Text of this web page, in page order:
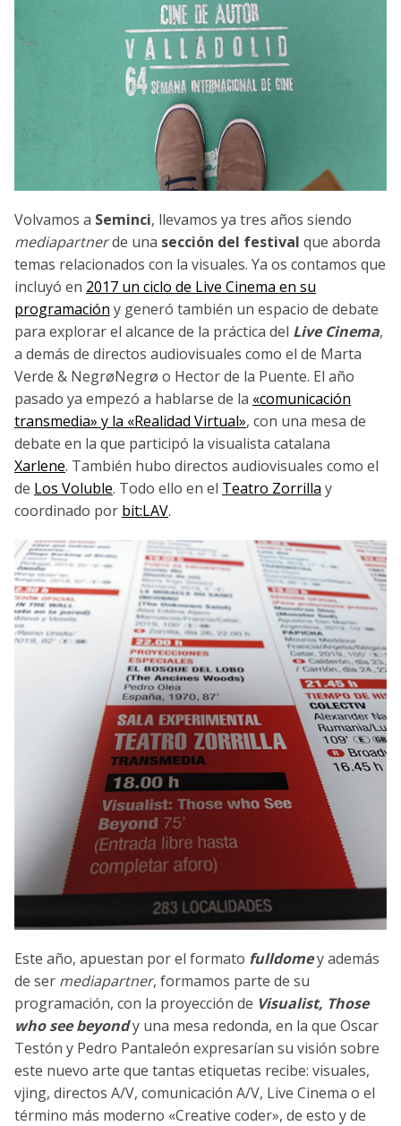
Volvamos a Seminci, llevamos ya tres años siendo
mediapartnerde una sección del festival que aborda
temas relacionados con la visuales. Ya os contamos que
incluyó en 2017 un ciclo de Live Cinema en su
programación y generó también un espacio de debate
para explorar el alcance de la práctica del Live Cinema,
a demás de directos audiovisuales como el de Marta
Verde & NegrøNegrø o Hector de la Puente. El año
pasado ya empezó a hablarse de la «comunicación
transmedia» y la «Realidad Virtual», con una mesa de
debate en la que participó la visualista catalana
Xarlene. También hubo directos audiovisuales como el
de Los Voluble. Todo ello en el Teatro Zorrilla y
coordinado por bit:LAV.
Este año, apuestan por el formato fulldomey además
de ser mediapartner, formamos parte de su
programación, con la proyección de Visualist, Those
who see beyondy una mesa redonda, en la que Oscar
Testón y Pedro Pantaleón expresarían su visión sobre
este nuevo arte que tantas etiquetas recibe: visuales,
vjing, directos A/V, comunicación A/V, Live Cinema o el
término más moderno «Creative coder», de esto y de